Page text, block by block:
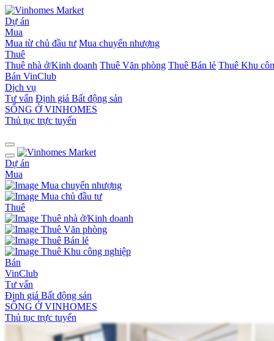
Dự án
Mua
Mua từ chủ đầu tư Mua chuyển nhượng
Thuê
Thuê nhà ở/Kinh doanh Thuê Văn phòng Thuê Bán lẻ Thuê Khu
Bán VinClub
Dịch vụ
Tư vấn Định giá Bất động sản
SỐNG Ở VINHOMES
Thủ tục trực tuyến
Dự án
Mua
Mua chuyển nhượng
Mua chủ đầu tư
Thuê
Thuê nhà ở/Kinh doanh
Thuê Văn phòng
Thuê Bán lẻ
Thuê Khu công nghiệp
Bán
VinClub
Tư vấn
Định giá Bất động sản
SỐNG Ở VINHOMES
Thủ tục trực tuyến